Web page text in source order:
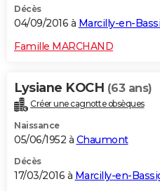
Décès
04/09/2016 à Marcilly-en-
Famille MARCHAND
Lysiane KOCH (63 ans)
Créer une cagnotte obsèques
Naissance
05/06/1952 à Chaumont
Décès
17/03/2016 à Marcilly-en-